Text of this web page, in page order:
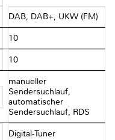
DAB, DAB+, UKW (FM)
10
10
manueller
Sendersuchlauf,
automatischer
Sendersuchlauf, RDS
Digital-Tuner